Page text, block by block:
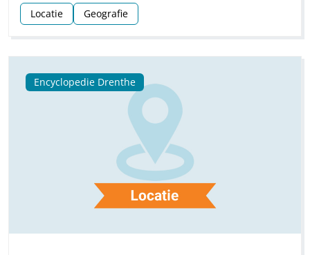
Locatie Geografie
Encyclopedie Drenthe